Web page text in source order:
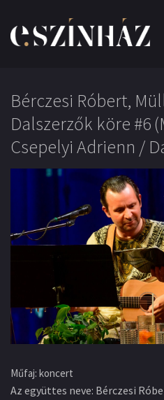
Bérczesi Róbert,
Dalszerzők köre #6
Csepelyi Adrienn /
Műfaj: koncert
Az együttes neve: Bérczesi